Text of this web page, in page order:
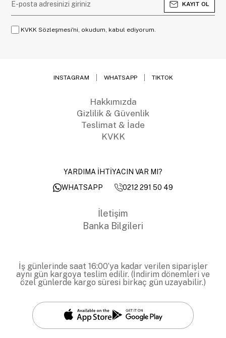
KAYIT OL
KVKK Sözleşmesi'ni, okudum, kabul ediyorum.
INSTAGRAM WHATSAPP TIKTOK
Hakkımızda
Gizlilik & Güvenlik
Teslimat & İade
KVKK
YARDIMA İHTİYACIN VAR MI?
WHATSAPP
0212 291 50 49
İletişim
Banka Bilgileri
İş günlerinde saat 16:00’ya kadar verilen siparişler
aynı gün kargoya teslim edilir. (İndirim dönemleri ve
özel günlerde kargo süresi birkaç gün uzayabilir.)